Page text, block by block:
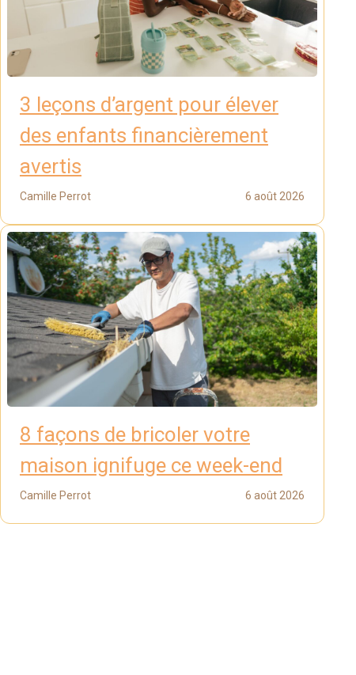
3 leçons d’argent pour élever
des enfants financièrement
avertis
Camille Perrot 6 août 2026
8 façons de bricoler votre
maison ignifuge ce week-end
Camille Perrot 6 août 2026